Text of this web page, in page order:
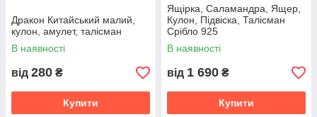
Дракон Китайський малий,
кулон, амулет, талісман
В наявності
від 280 ₴
Купити
Ящірка, Саламандра, Ящер,
Кулон, Підвіска, Талісман
Срібло 925
В наявності
від 1 690 ₴
Купити